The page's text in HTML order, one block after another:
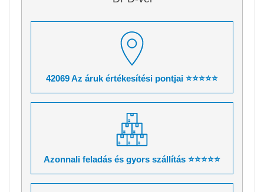
42069 Az áruk értékesítési pontjai ⭐⭐⭐⭐⭐
Azonnali feladás és gyors szállítás ⭐⭐⭐⭐⭐